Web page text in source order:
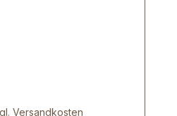
Versandkosten